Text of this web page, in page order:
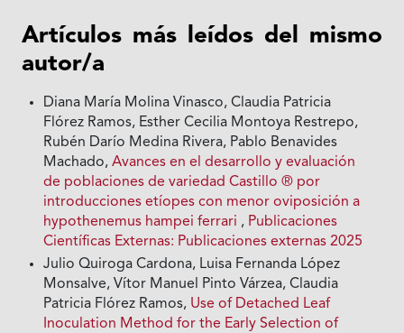
Artículos más leídos del mismo
autor/a
Diana María Molina Vinasco, Claudia Patricia
Flórez Ramos, Esther Cecilia Montoya Restrepo,
Rubén Darío Medina Rivera, Pablo Benavides
Machado,Avances en el desarrollo y evaluación
de poblaciones de variedad Castillo ® por
introducciones etíopes con menor oviposición a
hypothenemus hampei ferrari , Publicaciones
Científicas Externas: Publicaciones externas 2025
Julio Quiroga Cardona, Luisa Fernanda López
Monsalve, Vítor Manuel Pinto Várzea, Claudia
Patricia Flórez Ramos, Use of Detached Leaf
Inoculation Method for the Early Selection of